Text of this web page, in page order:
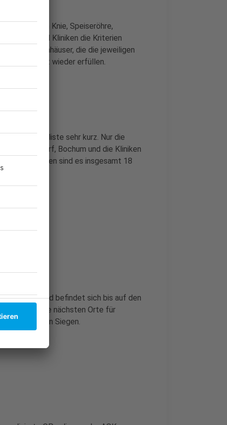
Bereichen Knie, Speiseröhre,
und Kliniken die Kriterien
paar Krankenhäuser, die die jeweiligen
längerer Zeit wieder erfüllen.
ist die Klinikliste sehr kurz. Nur die
Düsseldorf, Bochum und die Kliniken
Stammzellen sind es insgesamt 18
Im Sauerland befindet sich bis auf den
erfüllt. Die nächsten Orte für
in Siegen.